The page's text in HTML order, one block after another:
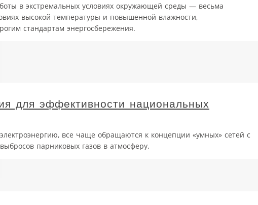
в экстремальных условиях окружающей среды — весьма
высокой температуры и повышенной влажности,
стандартам энергосбережения.
для эффективности национальных
все чаще обращаются к концепции «умных» сетей с
парниковых газов в атмосферу.